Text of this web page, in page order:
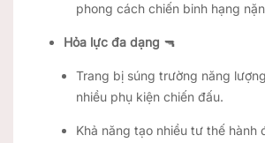
phong cách chiến binh hạng
Hỏa lực đa dạng 🔫
Trang bị súng trường năng
nhiều phụ kiện chiến đấu.
Khả năng tạo nhiều tư thế hành